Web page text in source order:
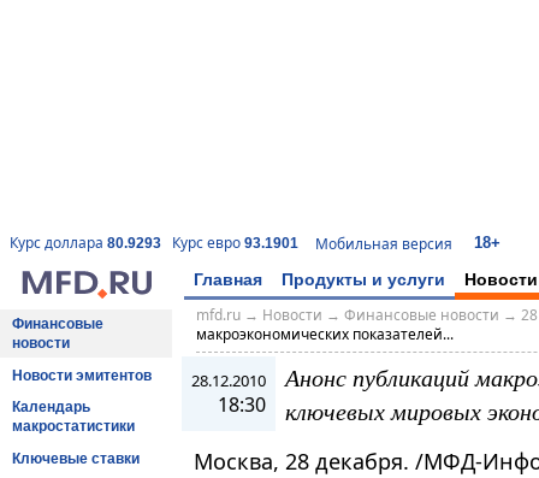
Курс доллара 80.9293 Курс евро 93.1901 Мобильная версия 18+
Главная Продукты и услуги Новости
Финансовые
новости
Новости эмитентов
Календарь
макростатистики
Ключевые ставки
mfd.ru→ Новости → Финансовые новости →
макроэкономических показателей...
28.12.2010
18:30
Анонс публикаций
ключевых мировых
Москва, 28 декабря. /МФД-